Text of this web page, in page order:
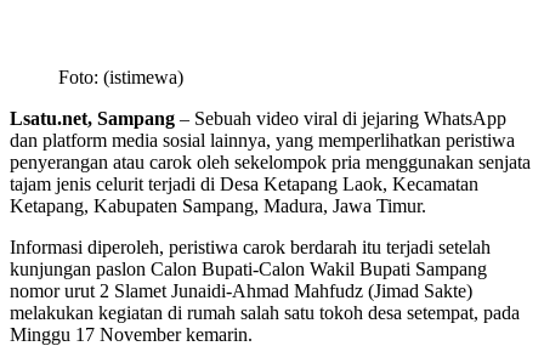
Foto: (istimewa)
Lsatu.net, Sampang – Sebuah video viral di jejaring WhatsApp
dan platform media sosial lainnya, yang memperlihatkan peristiwa
penyerangan atau carok oleh sekelompok pria menggunakan senjata
tajam jenis celurit terjadi di Desa Ketapang Laok, Kecamatan
Ketapang, Kabupaten Sampang, Madura, Jawa Timur.
Informasi diperoleh, peristiwa carok berdarah itu terjadi setelah
kunjungan paslon Calon Bupati-Calon Wakil Bupati Sampang
nomor urut 2 Slamet Junaidi-Ahmad Mahfudz (Jimad Sakte)
melakukan kegiatan di rumah salah satu tokoh desa setempat, pada
Minggu 17 November kemarin.